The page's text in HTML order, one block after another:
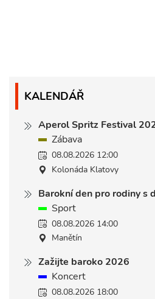
KALENDÁŘ
Aperol Spritz Festival
Zábava
08.08.2026 12:00
Kolonáda Klatovy
Barokní den pro rodiny s
Sport
08.08.2026 14:00
Manětín
Zažijte baroko 2026
Koncert
08.08.2026 18:00